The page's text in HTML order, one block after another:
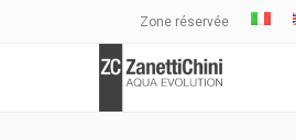
Zone réservée